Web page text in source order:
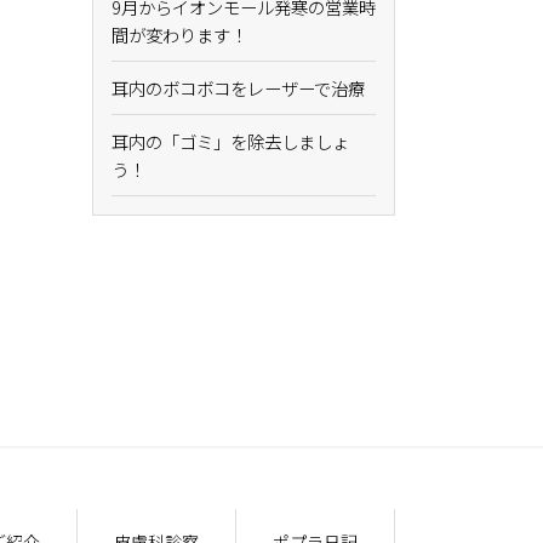
9月からイオンモール発寒の営業時
間が変わります！
耳内のボコボコをレーザーで治療
耳内の「ゴミ」を除去しましょ
う！